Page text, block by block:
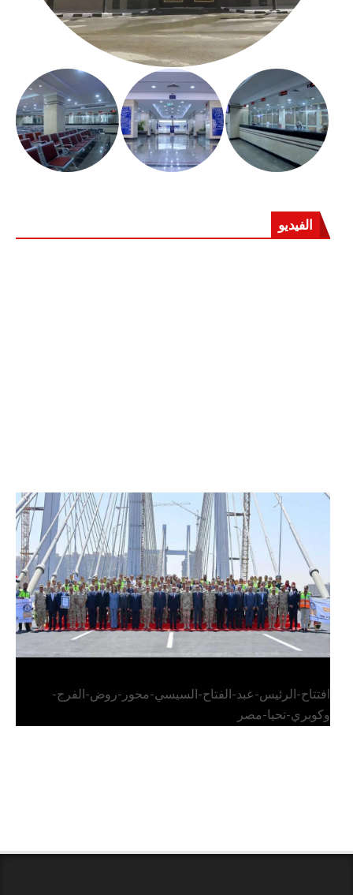
الفيديو
الرئيس عبد الفتاح السيسي يفتتح محور روض الفرج
وكوبري تحيا مصر
افتتاح-الرئيس-عبد-الفتاح-السيسي-محور-روض-الفرج-
وكوبري-تحيا-مصر